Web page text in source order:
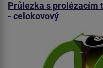
Průlezka s prolézacím
- celokovový